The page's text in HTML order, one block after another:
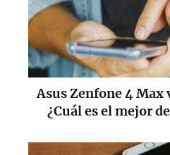
Asus Zenfone 4 Max
¿Cuál es el mejor